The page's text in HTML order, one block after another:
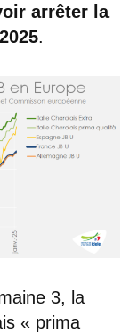
arrêter la
.
3, la
« prima